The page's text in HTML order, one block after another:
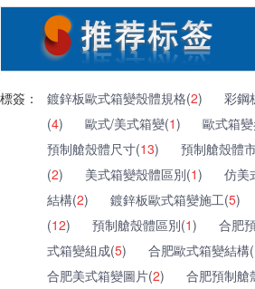
標簽： 鍍鋅板歐式箱變殼體規格(2) 彩鋼
(4) 歐式/美式箱變(1) 歐式箱
預制艙殼體尺寸(13) 預制艙殼體
(2) 美式箱變殼體區別(1) 仿美
結構(2) 鍍鋅板歐式箱變施工(5)
(12) 預制艙殼體區別(1) 合肥
式箱變組成(5) 合肥歐式箱變結構(
合肥美式箱變圖片(2) 合肥預制艙